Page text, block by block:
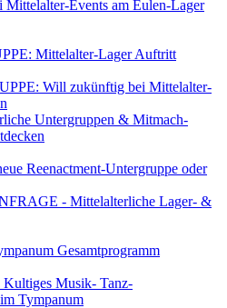
Mittelalter-Events am Eulen-Lager
Mittelalter-Lager Auftritt
Will zukünftig bei Mittelalter-
Untergruppen & Mitmach-
Reenactment-Untergruppe oder
- Mittelalterliche Lager- &
Gesamtprogramm
Musik- Tanz-
Tympanum